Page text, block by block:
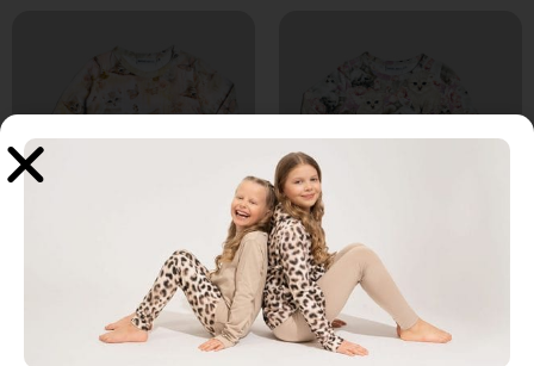
Neva paita, Tärkeä ystävä
persikka
Neva paita, Silkkitassut